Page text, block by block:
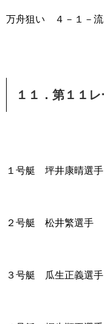
万舟狙い ４－１－
１１．第１１
１号艇 坪井康晴選手
２号艇 松井繁選手
３号艇 瓜生正義選手